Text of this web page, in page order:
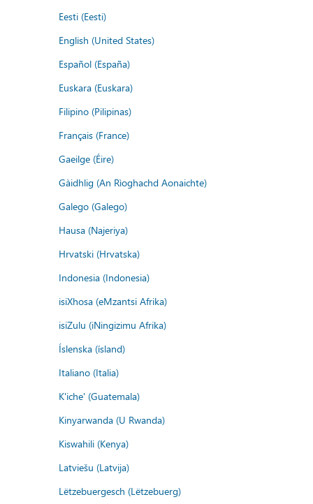
Eesti (Eesti)
English (United States)
Español (España)
Euskara (Euskara)
Filipino (Pilipinas)
Français (France)
Gaeilge (Éire)
Gàidhlig (An Rìoghachd Aonaichte)
Galego (Galego)
Hausa (Najeriya)
Hrvatski (Hrvatska)
Indonesia (Indonesia)
isiXhosa (eMzantsi Afrika)
isiZulu (iNingizimu Afrika)
Íslenska (ísland)
Italiano (Italia)
K'iche' (Guatemala)
Kinyarwanda (U Rwanda)
Kiswahili (Kenya)
Latviešu (Latvija)
Lëtzebuergesch (Lëtzebuerg)